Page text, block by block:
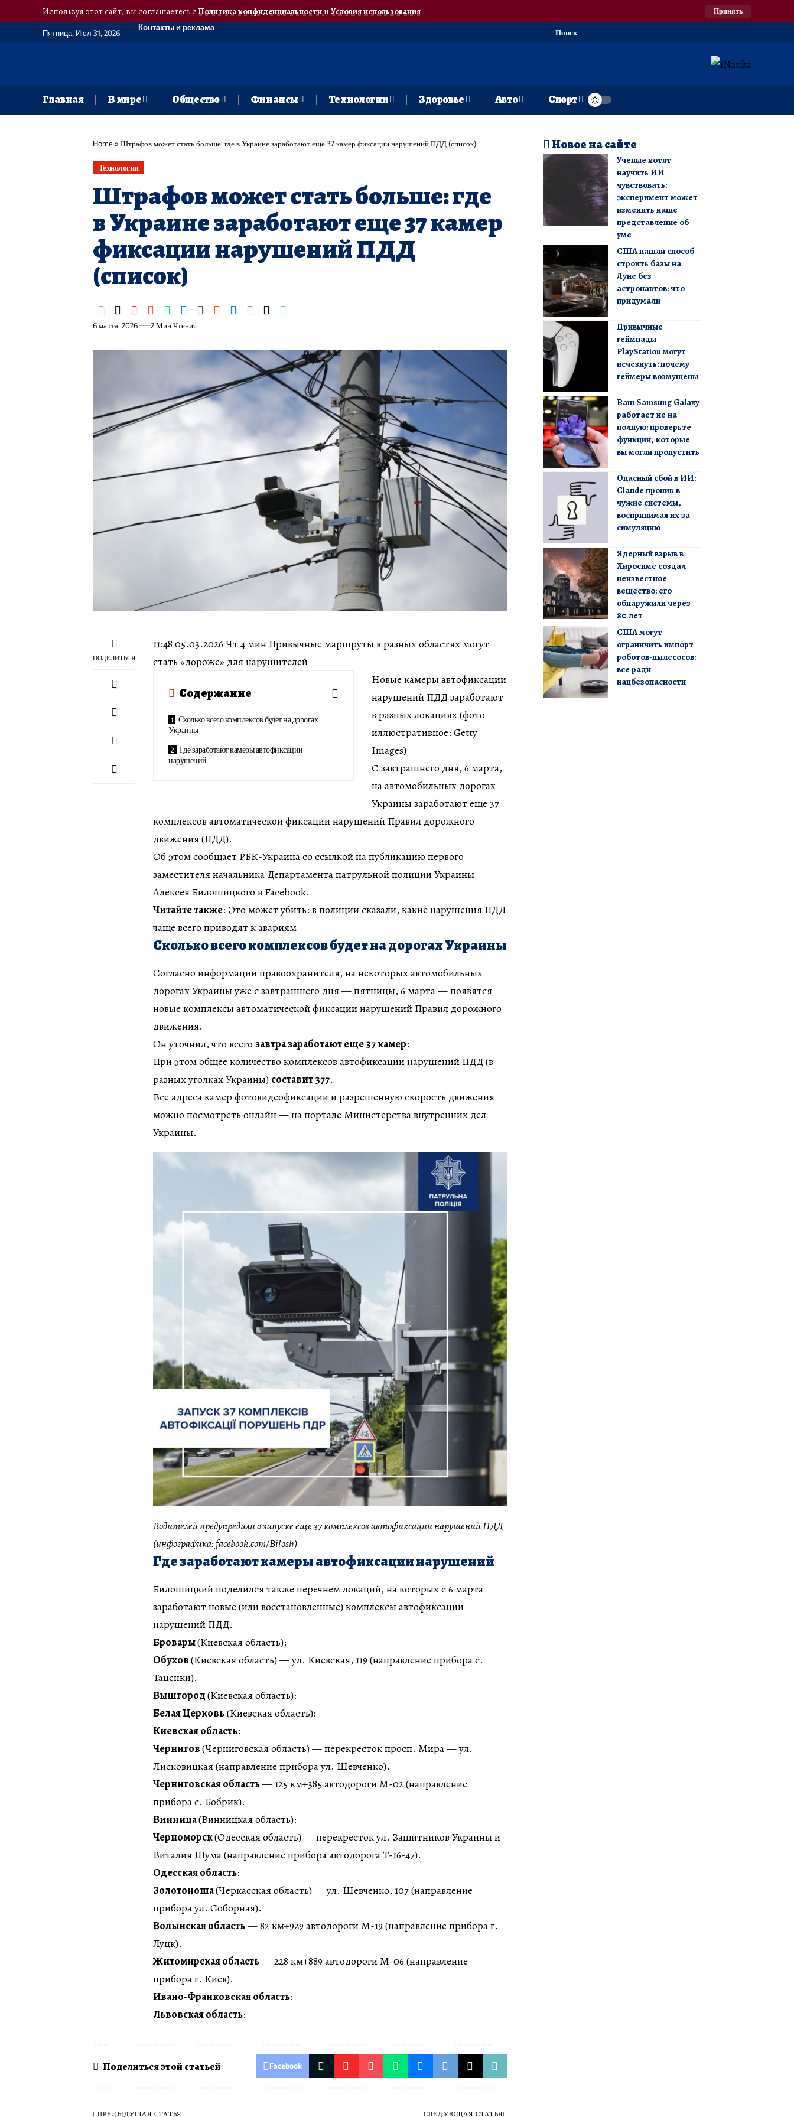
Используя этот сайт, вы соглашаетесь сПолитика конфиденциальностии Условия использования. Принять
Пятница, Июл 31, 2026
Контакты и реклама
Поиск
Главная В мире Общество Финансы Технологии Здоровье Авто Спорт
Home» Штрафов может стать больше: где в Украине заработают еще 37 камер фиксации нарушений ПДД (список)
Технологии
Штрафов может стать больше: где
в Украине заработают еще 37 камер
фиксации нарушений ПДД
(список)
6 марта, 2026 2 Мин Чтения
ПОДЕЛИТЬСЯ
11:48 05.03.2026 Чт 4 мин Привычные маршруты в разных областях могут
стать «дороже» для нарушителей
Содержание
Сколько всего комплексов будет на дорогах
Украины
Где заработают камеры автофиксации
нарушений
Новые камеры автофиксации
нарушений ПДД заработают
в разных локациях (фото
иллюстративное: Getty
Images)
С завтрашнего дня, 6 марта,
на автомобильных дорогах
Украины заработают еще 37
комплексов автоматической фиксации нарушений Правил дорожного
движения (ПДД).
Об этом сообщает РБК-Украина со ссылкой на публикацию первого
заместителя начальника Департамента патрульной полиции Украины
Алексея Билошицкого в Facebook.
Читайте также: Это может убить: в полиции сказали, какие нарушения ПДД
чаще всего приводят к авариям
Сколько всего комплексов будет на дорогах Украины
Согласно информации правоохранителя, на некоторых автомобильных
дорогах Украины уже с завтрашнего дня — пятницы, 6 марта — появятся
новые комплексы автоматической фиксации нарушений Правил дорожного
движения.
Он уточнил, что всего завтра заработают еще 37 камер:
При этом общее количество комплексов автофиксации нарушений ПДД (в
разных уголках Украины) составит 377.
Все адреса камер фотовидеофиксации и разрешенную скорость движения
можно посмотреть онлайн — на портале Министерства внутренних дел
Украины.
Водителей предупредили о запуске еще 37 комплексов автофиксации нарушений ПДД
(инфографика: facebook.com/Bilosh)
Где заработают камеры автофиксации нарушений
Билошицкий поделился также перечнем локаций, на которых с 6 марта
заработают новые (или восстановленные) комплексы автофиксации
нарушений ПДД.
Бровары(Киевская область):
Обухов(Киевская область) — ул. Киевская, 119 (направление прибора с.
Таценки).
Вышгород(Киевская область):
Белая Церковь(Киевская область):
Киевская область:
Чернигов(Черниговская область) — перекресток просп. Мира — ул.
Лисковицкая (направление прибора ул. Шевченко).
Черниговская область— 125 км+385 автодороги М-02 (направление
прибора с. Бобрик).
Винница(Винницкая область):
Черноморск(Одесская область) — перекресток ул. Защитников Украины и
Виталия Шума (направление прибора автодорога Т-16-47).
Одесская область:
Золотоноша(Черкасская область) — ул. Шевченко, 107 (направление
прибора ул. Соборная).
Волынская область— 82 км+929 автодороги М-19 (направление прибора г.
Луцк).
Житомирская область— 228 км+889 автодороги М-06 (направление
прибора г. Киев).
Ивано-Франковская область:
Львовская область:
Поделиться этой статьей Facebook
ПРЕДЫДУЩАЯ СТАТЬЯ СЛЕДУЮЩАЯ СТАТЬЯ
Новое на сайте
Ученые хотят
научить ИИ
чувствовать:
эксперимент может
изменить наше
представление об
уме
США нашли способ
строить базы на
Луне без
астронавтов: что
придумали
Привычные
геймпады
PlayStation могут
исчезнуть: почему
геймеры возмущены
Ваш Samsung Galaxy
работает не на
полную: проверьте
функции, которые
вы могли пропустить
Опасный сбой в ИИ:
Claude проник в
чужие системы,
воспринимая их за
симуляцию
Ядерный взрыв в
Хиросиме создал
неизвестное
вещество: его
обнаружили через
80 лет
США могут
ограничить импорт
роботов-пылесосов:
все ради
нацбезопасности